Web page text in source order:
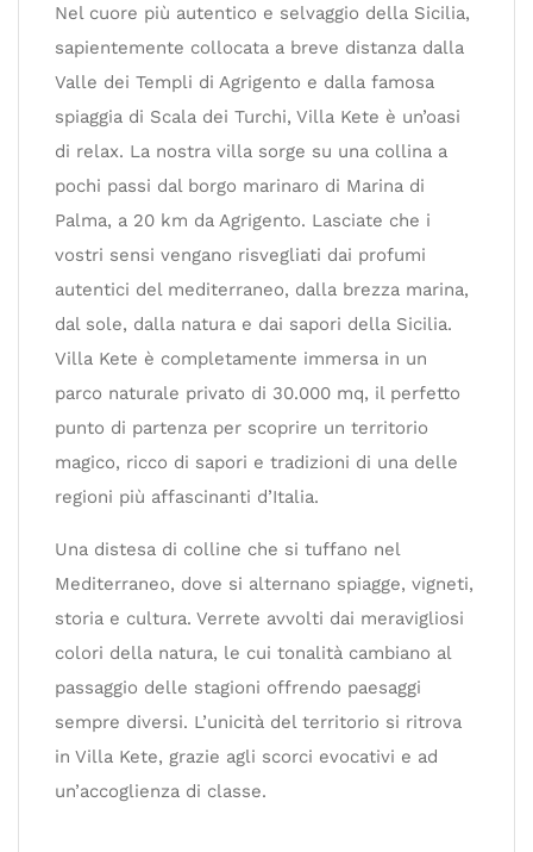
Nel cuore più autentico e selvaggio della Sicilia,
sapientemente collocata a breve distanza dalla
Valle dei Templi di Agrigento e dalla famosa
spiaggia di Scala dei Turchi, Villa Kete è un’oasi
di relax. La nostra villa sorge su una collina a
pochi passi dal borgo marinaro di Marina di
Palma, a 20 km da Agrigento. Lasciate che i
vostri sensi vengano risvegliati dai profumi
autentici del mediterraneo, dalla brezza marina,
dal sole, dalla natura e dai sapori della Sicilia.
Villa Kete è completamente immersa in un
parco naturale privato di 30.000 mq, il perfetto
punto di partenza per scoprire un territorio
magico, ricco di sapori e tradizioni di una delle
regioni più affascinanti d’Italia.
Una distesa di colline che si tuffano nel
Mediterraneo, dove si alternano spiagge, vigneti,
storia e cultura. Verrete avvolti dai meravigliosi
colori della natura, le cui tonalità cambiano al
passaggio delle stagioni offrendo paesaggi
sempre diversi. L’unicità del territorio si ritrova
in Villa Kete, grazie agli scorci evocativi e ad
un’accoglienza di classe.